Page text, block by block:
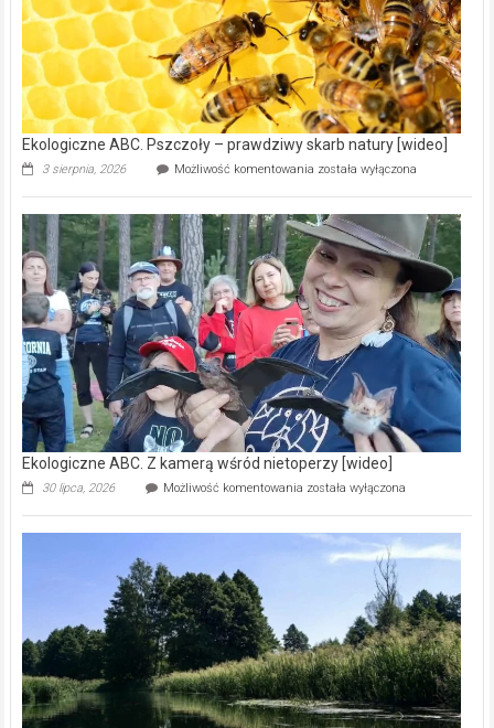
mln
na
modernizację
oczyszczalni
ścieków
[wideo]
Ekologiczne ABC. Pszczoły – prawdziwy skarb natury [wideo]
3 sierpnia, 2026 Możliwość komentowania Ekologiczne
–
prawdziwy
skarb
natury
[wideo]
została wyłączona
Ekologiczne ABC. Z kamerą wśród nietoperzy [wideo]
30 lipca, 2026 Możliwość komentowania Ekologiczne
kamerą
wśród
została wyłączona